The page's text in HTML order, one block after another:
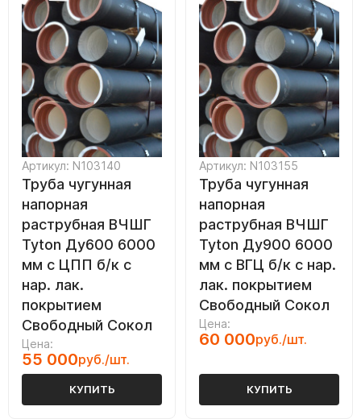
Артикул: N103140
Труба чугунная
напорная
раструбная ВЧШГ
Tyton Ду600 6000
мм с ЦПП б/к с
нар. лак.
покрытием
Свободный Сокол
Цена:
55 000руб./шт.
КУПИТЬ
Артикул: N103155
Труба чугунная
напорная
раструбная ВЧШГ
Tyton Ду900 6000
мм с ВГЦ б/к с нар.
лак. покрытием
Свободный Сокол
Цена:
60 000руб./шт.
КУПИТЬ